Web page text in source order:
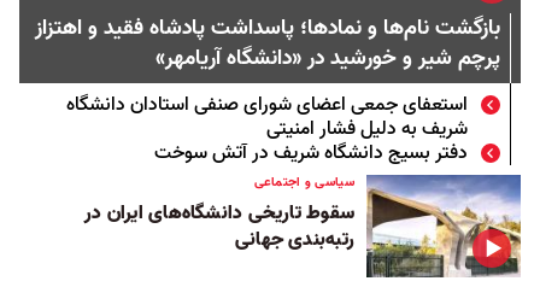
بازگشت نام‌ها و نمادها؛ پاسداشت پادشاه فقید و اهتزاز
پرچم شیر و خورشید در «دانشگاه آریامهر»
استعفای جمعی اعضای شورای صنفی استادان دانشگاه
شریف به دلیل فشار امنیتی
دفتر بسیج دانشگاه شریف در آتش سوخت
سیاسی و اجتماعی
سقوط تاریخی دانشگاه‌های ایران در
رتبه‌بندی جهانی